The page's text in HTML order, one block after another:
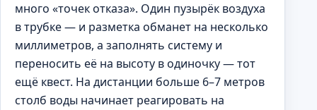
много «точек отказа». Один пузырёк воздуха
в трубке — и разметка обманет на несколько
миллиметров, а заполнять систему и
переносить её на высоту в одиночку — тот
ещё квест. На дистанции больше 6–7 метров
столб воды начинает реагировать на